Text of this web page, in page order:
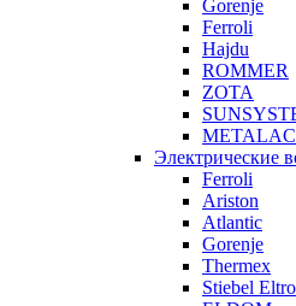
Gorenje
Ferroli
Hajdu
ROMMER
ZOTA
METALAC
Электрические
Ferroli
Ariston
Atlantic
Gorenje
Thermex
Stiebel